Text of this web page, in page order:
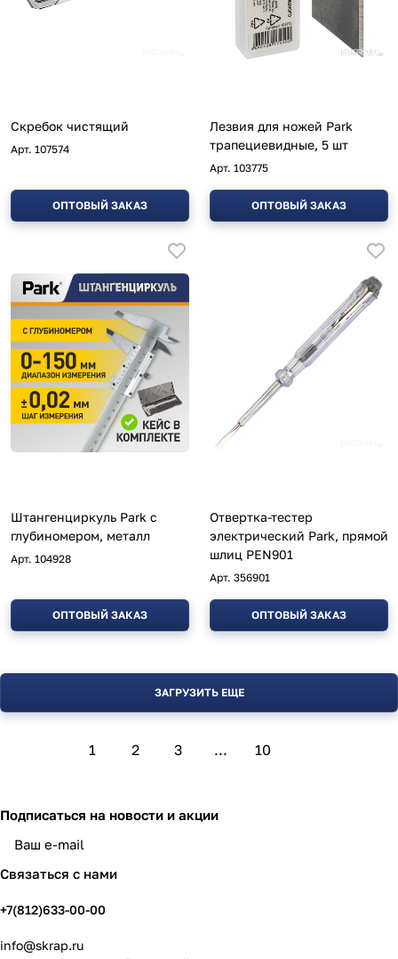
Скребок чистящий
Арт. 107574
ОПТОВЫЙ ЗАКАЗ
Лезвия для ножей Park
трапециевидные, 5 шт
Арт. 103775
ОПТОВЫЙ ЗАКАЗ
Штангенциркуль Park с
глубиномером, металл
Арт. 104928
ОПТОВЫЙ ЗАКАЗ
Отвертка-тестер
электрический Park, прямой
шлиц PEN901
Арт. 356901
ОПТОВЫЙ ЗАКАЗ
ЗАГРУЗИТЬ ЕЩЕ
1 2 3 ... 10
Подписаться на новости и акции
Связаться с нами
+7(812)633-00-00
info@skrap.ru